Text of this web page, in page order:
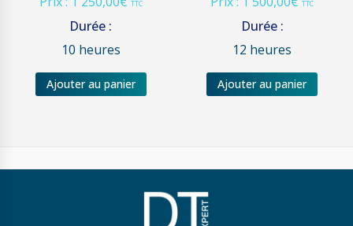
TTC
Durée :
10 heures
Ajouter au panier
TTC
Durée :
12 heures
Ajouter au panier